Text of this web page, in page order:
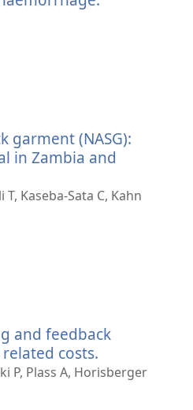
garment (NASG):
in Zambia and
Kaseba-Sata C, Kahn
and feedback
costs.
se
P, Plass A, Horisberger